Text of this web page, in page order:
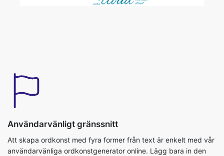
Användarvänligt gränssnitt
Att skapa ordkonst med fyra former från text är enkelt med vår
användarvänliga ordkonstgenerator online. Lägg bara in den